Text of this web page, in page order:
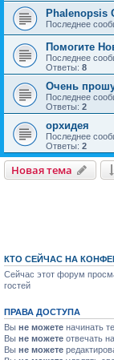
Phalenopsis
Последнее
Помогите
Последнее
Ответы: 8
Очень
Последнее
Ответы: 2
орхидея
Последнее
Ответы: 2
Новая тема
КТО СЕЙЧАС НА
Сейчас этот форум
гостей
ПРАВА ДОСТУПА
Вы не можете начинать
Вы не можете отвечать
Вы не можете